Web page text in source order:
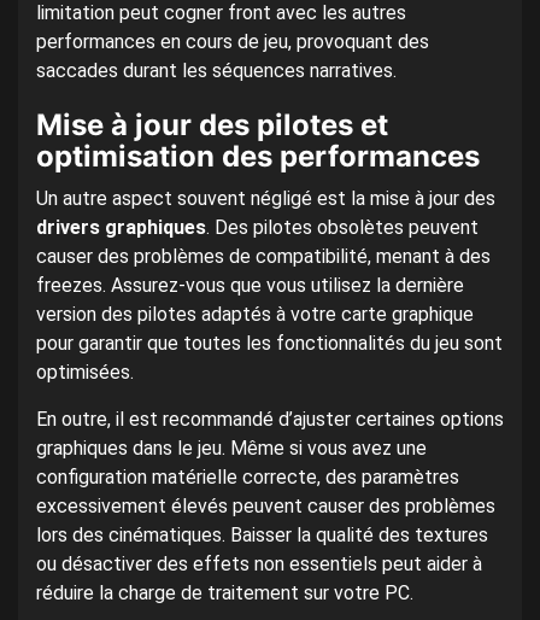
limitation peut cogner front avec les autres
performances en cours de jeu, provoquant des
saccades durant les séquences narratives.
Mise à jour des pilotes et
optimisation des performances
Un autre aspect souvent négligé est la mise à jour des
drivers graphiques. Des pilotes obsolètes peuvent
causer des problèmes de compatibilité, menant à des
freezes. Assurez-vous que vous utilisez la dernière
version des pilotes adaptés à votre carte graphique
pour garantir que toutes les fonctionnalités du jeu sont
optimisées.
En outre, il est recommandé d’ajuster certaines options
graphiques dans le jeu. Même si vous avez une
configuration matérielle correcte, des paramètres
excessivement élevés peuvent causer des problèmes
lors des cinématiques. Baisser la qualité des textures
ou désactiver des effets non essentiels peut aider à
réduire la charge de traitement sur votre PC.